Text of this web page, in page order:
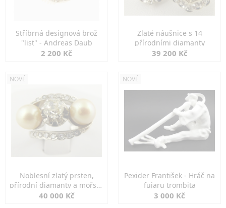
Stříbrná designová brož
"list" - Andreas Daub
2 200 Kč
Zlaté náušnice s 14
přírodními diamanty
39 200 Kč
NOVÉ
Noblesní zlatý prsten,
přírodní diamanty a mořské
perly
40 000 Kč
NOVÉ
Pexider František - Hráč na
fujaru trombita
3 000 Kč